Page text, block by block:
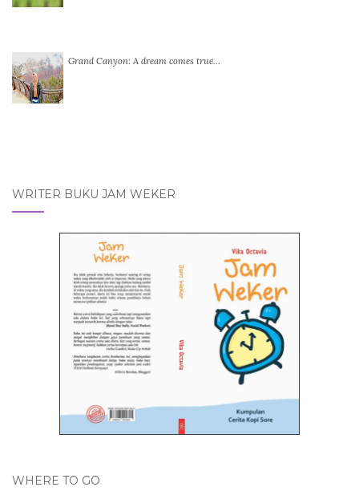
Grand Canyon: A dream comes true…
WRITER BUKU JAM WEKER
WHERE TO GO